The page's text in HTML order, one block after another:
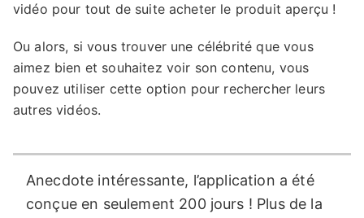
vidéo pour tout de suite acheter le produit aperçu !
Ou alors, si vous trouver une célébrité que vous
aimez bien et souhaitez voir son contenu, vous
pouvez utiliser cette option pour rechercher leurs
autres vidéos.
Anecdote intéressante, l’application a été
conçue en seulement 200 jours ! Plus de la